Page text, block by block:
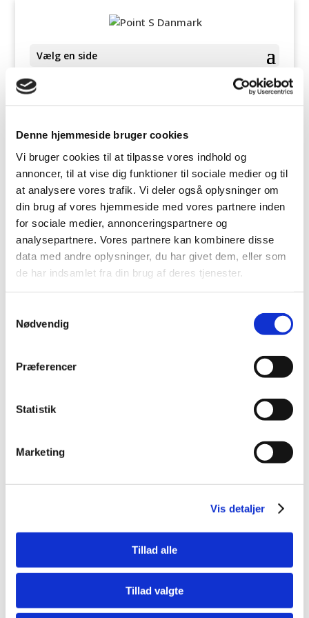
Denne hjemmeside bruger cookies
Vi bruger cookies til at tilpasse vores indhold og
annoncer, til at vise dig funktioner til sociale medier og til
at analysere vores trafik. Vi deler også oplysninger om
din brug af vores hjemmeside med vores partnere inden
for sociale medier, annonceringspartnere og
analysepartnere. Vores partnere kan kombinere disse
data med andre oplysninger, du har givet dem, eller som
de har indsamlet fra din brug af deres tjenester.
Nødvendig
Præferencer
Statistik
Marketing
Vis detaljer
Tillad alle
Tillad valgte
Vælg en side
Ups! We kunne ikke finde din formular.
Hurtigmenu
Følg os her:
Link til Point S Wordwide